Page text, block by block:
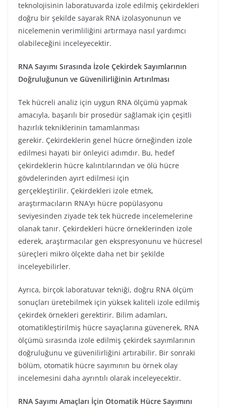
teknolojisinin laboratuvarda izole edilmiş çekirdekleri
doğru bir şekilde sayarak RNA izolasyonunun ve
nicelemenin verimliliğini artırmaya nasıl yardımcı
olabileceğini inceleyecektir.
RNA Sayımı Sırasında İzole Çekirdek Sayımlarının
Doğruluğunun ve Güvenilirliğinin Artırılması
Tek hücreli analiz için uygun RNA ölçümü yapmak
amacıyla, başarılı bir prosedür sağlamak için çeşitli
hazırlık tekniklerinin tamamlanması
gerekir. Çekirdeklerin genel hücre örneğinden izole
edilmesi hayati bir önleyici adımdır. Bu, hedef
çekirdeklerin hücre kalıntılarından ve ölü hücre
gövdelerinden ayırt edilmesi için
gerçekleştirilir. Çekirdekleri izole etmek,
araştırmacıların RNA’yı hücre popülasyonu
seviyesinden ziyade tek tek hücrede incelemelerine
olanak tanır. Çekirdekleri hücre örneklerinden izole
ederek, araştırmacılar gen ekspresyonunu ve hücresel
süreçleri mikro ölçekte daha net bir şekilde
inceleyebilirler.
Ayrıca, birçok laboratuvar tekniği, doğru RNA ölçüm
sonuçları üretebilmek için yüksek kaliteli izole edilmiş
çekirdek örnekleri gerektirir. Bilim adamları,
otomatikleştirilmiş hücre sayaçlarına güvenerek, RNA
ölçümü sırasında izole edilmiş çekirdek sayımlarının
doğruluğunu ve güvenilirliğini artırabilir. Bir sonraki
bölüm, otomatik hücre sayımının bu örnek olay
incelemesini daha ayrıntılı olarak inceleyecektir.
RNA Sayımı Amaçları İçin Otomatik Hücre Sayımını